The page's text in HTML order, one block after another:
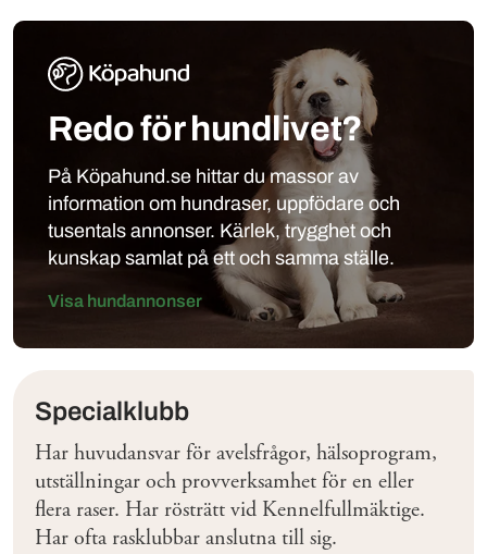
Redo för hundlivet?
På Köpahund.se hittar du massor av
information om hundraser, uppfödare och
tusentals annonser. Kärlek, trygghet och
kunskap samlat på ett och samma ställe.
Visa hundannonser
Specialklubb
Har huvudansvar för avelsfrågor, hälsoprogram,
utställningar och provverksamhet för en eller
flera raser. Har rösträtt vid Kennelfullmäktige.
Har ofta rasklubbar anslutna till sig.